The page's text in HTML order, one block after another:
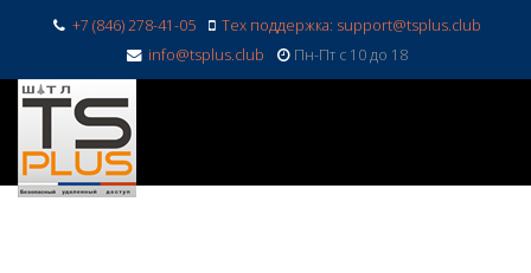
+7 (846) 278-41-05
Тех поддержка: support@tsplus.club
info@tsplus.club
Пн-Пт с 10 до 18